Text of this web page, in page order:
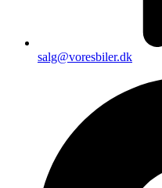
salg@voresbiler.dk